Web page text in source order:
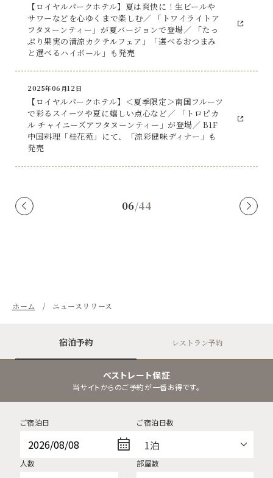
【ロイヤルパークホテル】夏は爽快に！生ビールや
サワーなどを心ゆくまで楽しむ／ 「トワイライトア
フタヌーンティー」が夏バージョンで登場／ 「たっ
ぷり果実の清涼カクテルフェア」「選べるおつまみ
と選べるハイボール」も発売
2025年06月12日
【ロイヤルパークホテル】＜夏季限定＞南国フルーツ
で彩るスイーツや夏に嬉しい点心など／ 「トロピカ
ル チャイニーズアフタヌーンティー」が登場／ B1F
中国料理「桂花苑」にて、「涼彩健味ディナー」も
発売
06/44
ホーム ニュースリリース
宿泊予約 レストラン予約
ベストレート保証
当サイトからのご予約が一番お得です。
ご宿泊日 ご宿泊日数
人数 部屋数